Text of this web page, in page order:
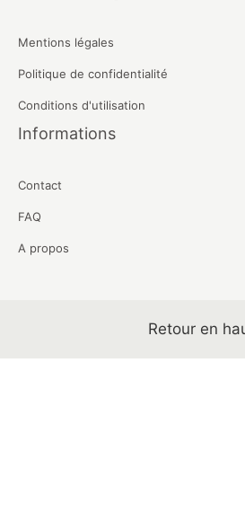
Mentions légales
Politique de confidentialité
Conditions d'utilisation
Informations
Contact
FAQ
A propos
Retour en